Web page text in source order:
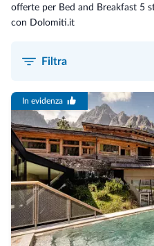
offerte per Bed and Breakfast 5
con Dolomiti.it
Filtra
In evidenza